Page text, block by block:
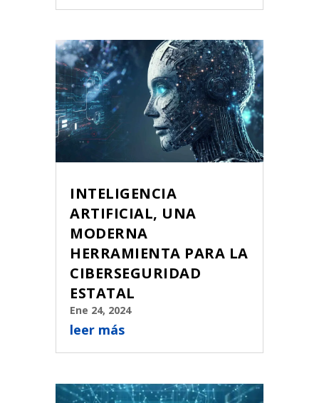
INTELIGENCIA
ARTIFICIAL, UNA
MODERNA
HERRAMIENTA PARA LA
CIBERSEGURIDAD
ESTATAL
Ene 24, 2024
leer más